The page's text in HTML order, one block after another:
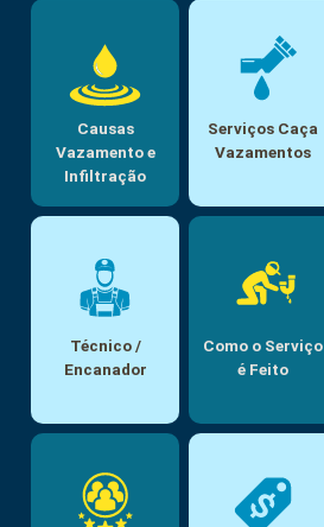
Causas
Vazamento e
Infiltração
Serviços Caça
Vazamentos
Técnico /
Encanador
Como o Serviço
é Feito